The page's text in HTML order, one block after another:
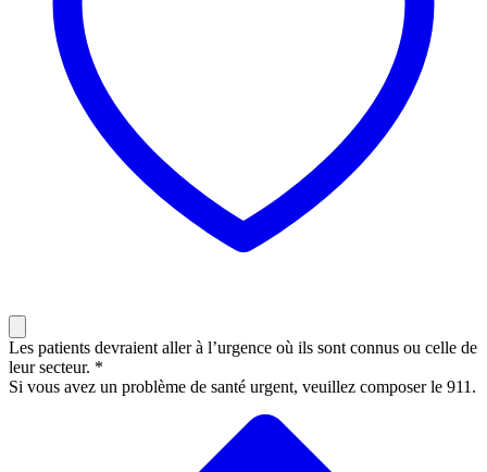
Les patients devraient aller à l’urgence où ils sont connus ou celle de
leur secteur. *
Si vous avez un problème de santé urgent, veuillez composer le 911.